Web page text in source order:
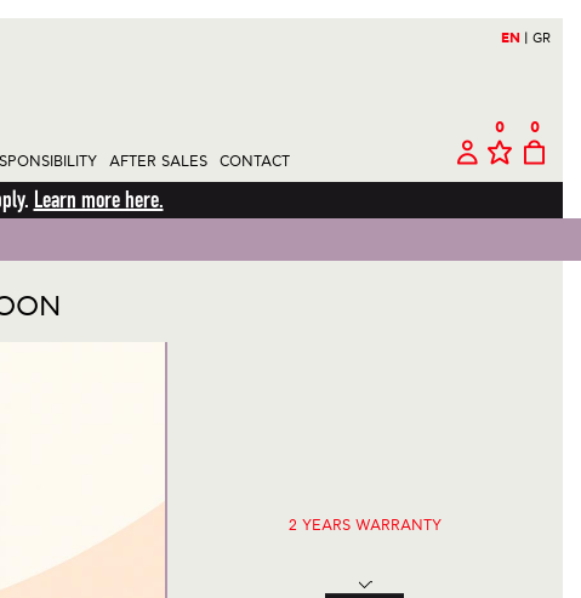
EN | GR
AFTER SALES CONTACT
0 0
Learn more here.
2 YEARSWARRANTY